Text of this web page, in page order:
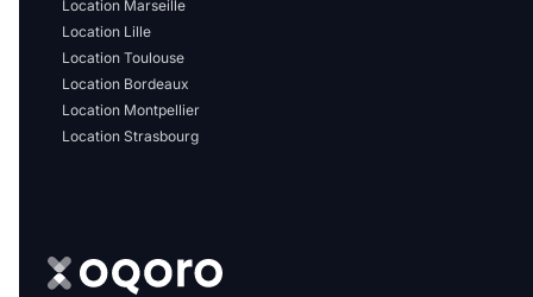
Disponible à partir du
Mettre en avant les
promotions sur honoraires
Location Marseille
Location Lille
Location Toulouse
Location Bordeaux
Location Montpellier
Location Strasbourg